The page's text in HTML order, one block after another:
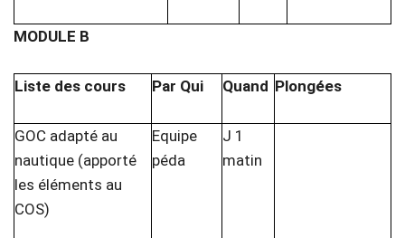
MODULE B
Liste des cours Par Qui Quand Plongées
GOC adapté au
nautique (apporté
les éléments au
COS)
Equipe
péda
J 1
matin